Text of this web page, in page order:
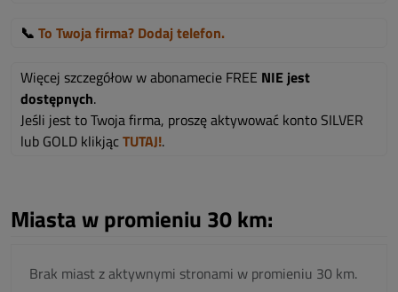
📞 To Twoja firma? Dodaj telefon.
Więcej szczegółow w abonamecie FREE NIE jest
dostępnych.
Jeśli jest to Twoja firma, proszę aktywować konto SILVER
lub GOLD klikjącTUTAJ!.
Miasta w promieniu 30 km:
Brak miast z aktywnymi stronami w promieniu 30 km.